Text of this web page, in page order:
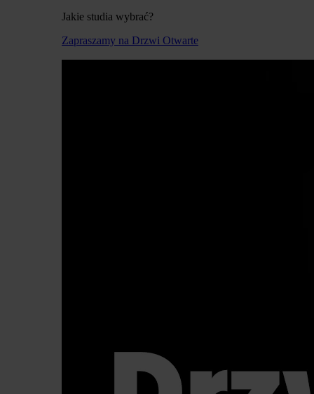
Jakie studia wybrać?
Zapraszamy na Drzwi Otwarte